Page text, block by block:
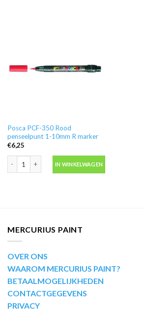
Posca PCF-350 Rood
penseelpunt 1-10mm R marker
€6,25
IN WINKELWAGEN
MERCURIUS PAINT
OVER ONS
WAAROM MERCURIUS PAINT?
BETAALMOGELIJKHEDEN
CONTACTGEGEVENS
PRIVACY